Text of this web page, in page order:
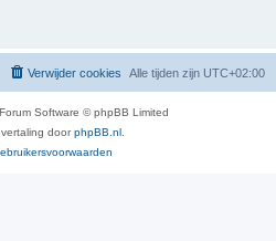
Alle tijden zijn UTC+02:00
Verwijder cookies
Software © phpBB Limited
doorphpBB.nl.